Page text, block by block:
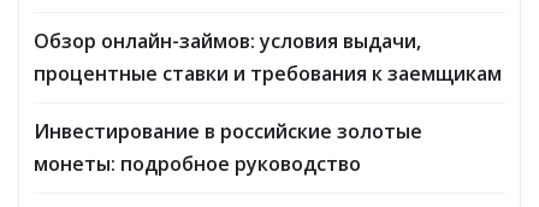
Обзор онлайн-займов: условия выдачи,
процентные ставки и требования к заемщикам
Инвестирование в российские золотые
монеты: подробное руководство